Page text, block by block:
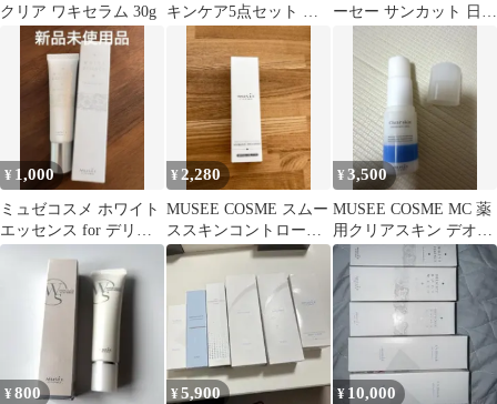
クリア ワキセラム 30g
キンケア5点セット 美
容液 化粧水 ボディウォ
ッシュ
ーセー サンカット 日焼
¥ 1,000
ミュゼコスメ ホワイト
エッセンス for デリケ
¥ 2,280
MUSEE COSME スムー
ススキンコントロール
UVブロックプロスプレ
¥3,500
MUSEE COSME MC 薬
用クリアスキン デオド
ラントスティック N
¥800 ¥5,900 ¥ 10,000